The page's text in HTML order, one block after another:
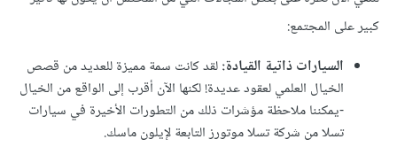
كبير على المجتمع:
السيارات ذاتية القيادة:لقد كانت سمة مميزة للعديد من قصص
الخيال العلمي لعقود عديدة! لكنها الآن أقرب إلى الواقع من الخيال
-يمكننا ملاحظة مؤشرات ذلك من التطورات الأخيرة في سيارات
تسلا من شركة تسلا موتورز التابعة لإيلون ماسك.